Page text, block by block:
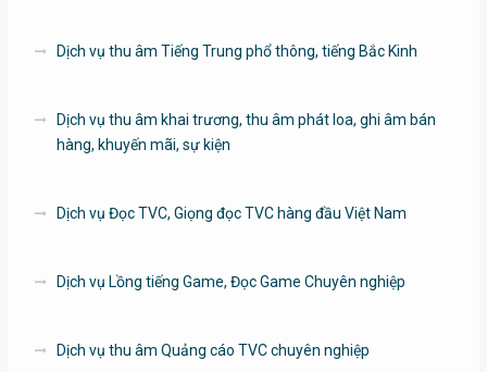
Dịch vụ thu âm Tiếng Trung phổ thông, tiếng Bắc Kinh
Dịch vụ thu âm khai trương, thu âm phát loa, ghi âm bán
hàng, khuyến mãi, sự kiện
Dịch vụ Đọc TVC, Giọng đọc TVC hàng đầu Việt Nam
Dịch vụ Lồng tiếng Game, Đọc Game Chuyên nghiệp
Dịch vụ thu âm Quảng cáo TVC chuyên nghiệp